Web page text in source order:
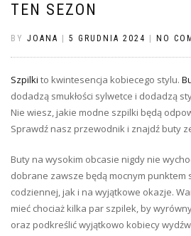
TEN SEZON
BY JOANA 5 GRUDNIA 2024 NO
Szpilki to kwintesencja kobiecego stylu.
dodadzą smukłości sylwetce i dodadzą
Nie wiesz, jakie modne szpilki będą
Sprawdź nasz przewodnik i znajdź buty
Buty na wysokim obcasie nigdy nie
dobrane zawsze będą mocnym punktem
codziennej, jak i na wyjątkowe okazje.
mieć chociaż kilka par szpilek, by
oraz podkreślić wyjątkowo kobiecy